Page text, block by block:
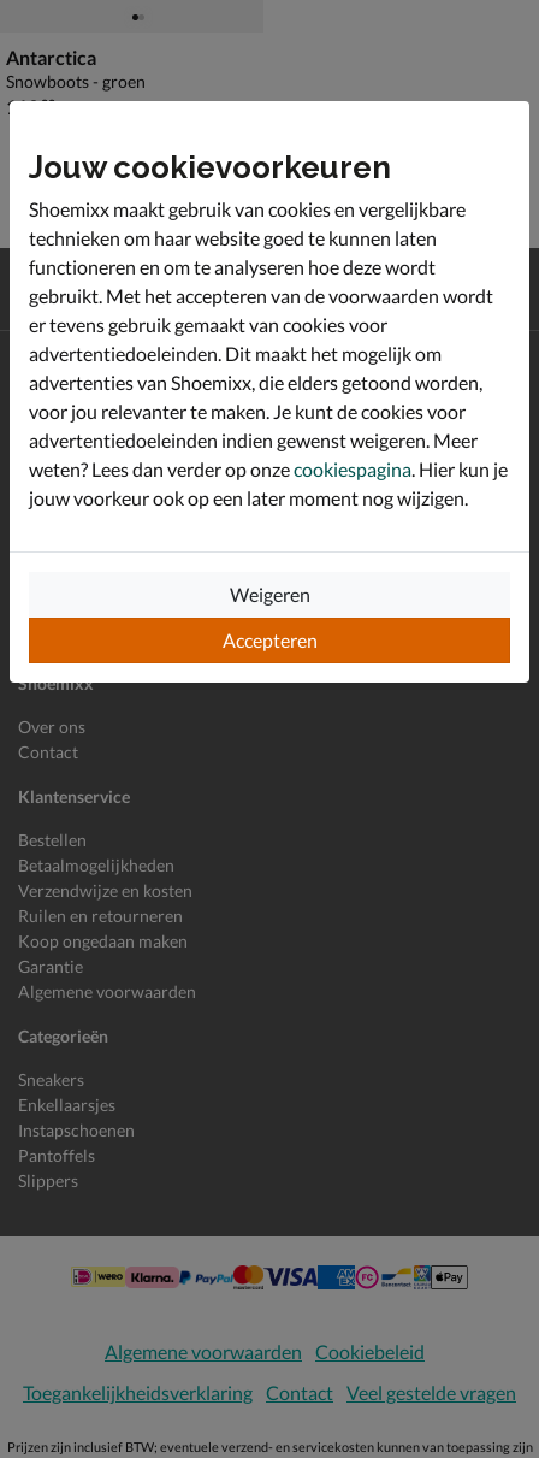
Antarctica
Snowboots - groen
€ 119,99
119,99
Gratisverzending en retour*
Achterafbetalen
Shoemixx
Over ons
Contact
Klantenservice
Bestellen
Betaalmogelijkheden
Verzendwijze en kosten
Ruilen en retourneren
Koop ongedaan maken
Garantie
Algemene voorwaarden
Categorieën
Sneakers
Enkellaarsjes
Instapschoenen
Pantoffels
Slippers
Altijd op de hoogte zijn?
Schrijf je in voor de Shoemixx nieuwsbrief en ontvang €10,-
welkomstkorting!*
E-mailadres
Algemene voorwaarden
Cookiebeleid
Toegankelijkheidsverklaring Contact Veel gestelde vragen
Prijzen zijn inclusief BTW; eventuele verzend- en servicekosten kunnen van toepassing zijn
Jouw cookievoorkeuren
Shoemixx maakt gebruik van cookies en vergelijkbare
technieken om haar website goed te kunnen laten
functioneren en om te analyseren hoe deze wordt
gebruikt. Met het accepteren van de voorwaarden wordt
er tevens gebruik gemaakt van cookies voor
advertentiedoeleinden. Dit maakt het mogelijk om
advertenties van Shoemixx, die elders getoond worden,
voor jou relevanter te maken. Je kunt de cookies voor
advertentiedoeleinden indien gewenst weigeren. Meer
weten? Lees dan verder op onzecookiespagina . Hier kun je
jouw voorkeur ook op een later moment nog wijzigen.
Accepteren
Weigeren